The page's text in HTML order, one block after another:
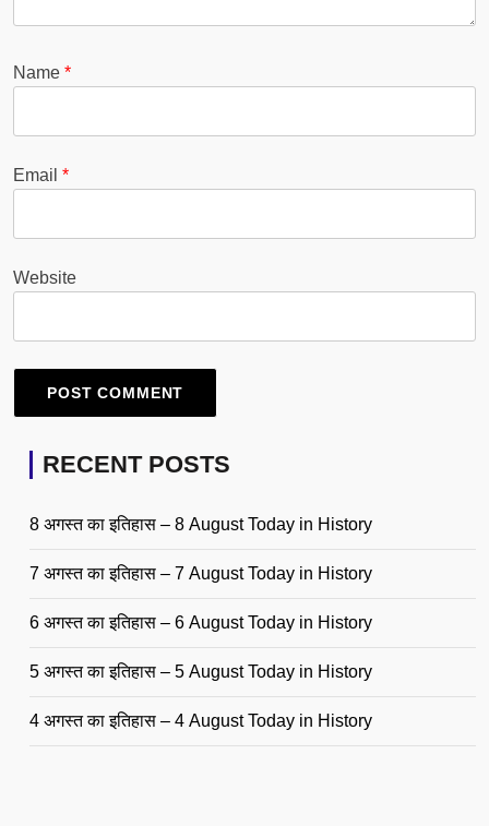
Name *
Email *
Website
RECENT POSTS
8 अगस्त का इतिहास – 8 August Today in History
7 अगस्त का इतिहास – 7 August Today in History
6 अगस्त का इतिहास – 6 August Today in History
5 अगस्त का इतिहास – 5 August Today in History
4 अगस्त का इतिहास – 4 August Today in History